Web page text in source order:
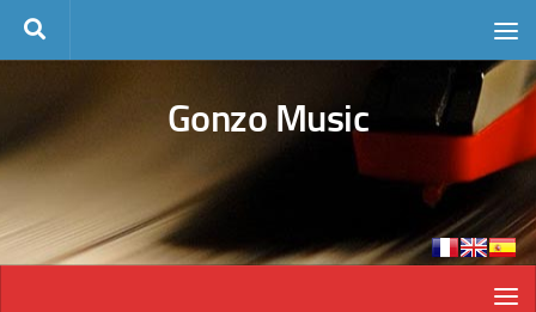
Skip to content
Gonzo Music